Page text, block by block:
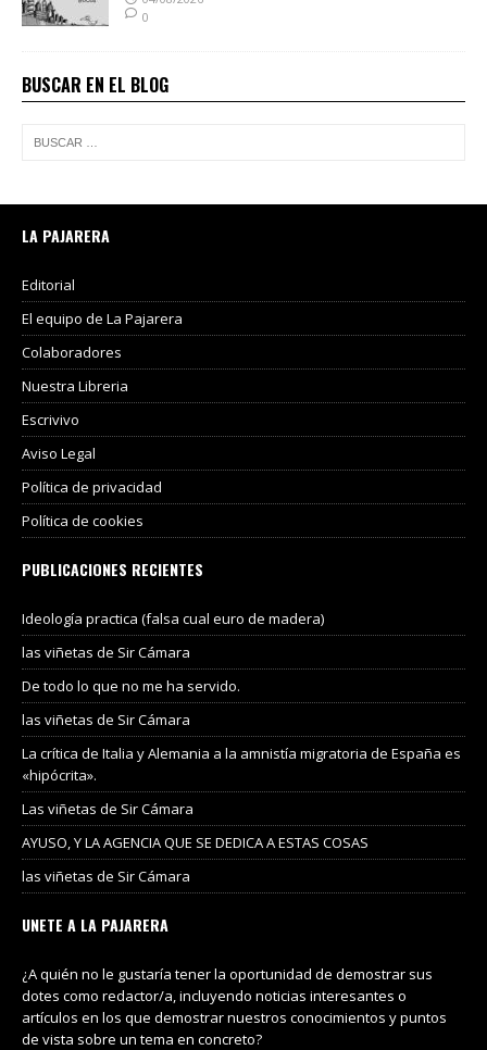
0
BUSCAR EN EL BLOG
LA PAJARERA
Editorial
El equipo de La Pajarera
Colaboradores
Nuestra Libreria
Escrivivo
Aviso Legal
Política de privacidad
Política de cookies
PUBLICACIONES RECIENTES
Ideología practica (falsa cual euro de madera)
las viñetas de Sir Cámara
De todo lo que no me ha servido.
las viñetas de Sir Cámara
La crítica de Italia y Alemania a la amnistía migratoria de España es
«hipócrita».
Las viñetas de Sir Cámara
AYUSO, Y LA AGENCIA QUE SE DEDICA A ESTAS COSAS
las viñetas de Sir Cámara
UNETE A LA PAJARERA
¿A quién no le gustaría tener la oportunidad de demostrar sus
dotes como redactor/a, incluyendo noticias interesantes o
artículos en los que demostrar nuestros conocimientos y puntos
de vista sobre un tema en concreto?